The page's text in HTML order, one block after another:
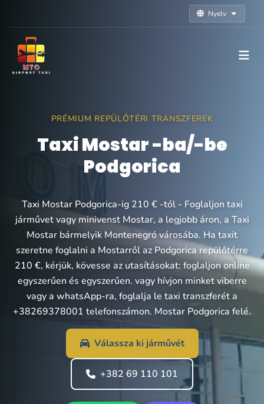
Nyelv
PRÉMIUM REPÜLŐTÉRI TRANSZFEREK
Taxi Mostar -ba/-be
Podgorica
Taxi Mostar Podgorica-ig 210 € -tól - Foglaljon taxi
járművet vagy minivenst Mostar, a legjobb áron, a Taxi
Mostar bármelyik Montenegró városába. Ha taxit
szeretne foglalni a Mostarről az Podgorica repülőtérre
210 €, kérjük, kövesse az utasításokat: foglaljon online
egyszerűen és egyszerűen. vagy hívjon minket viberre
vagy a whatsApp-ra, foglalja le taxi transzferét a
+38269378001 telefonszámon. Mostar Podgorica felé.
Válassza ki járművét
+382 69 110 101